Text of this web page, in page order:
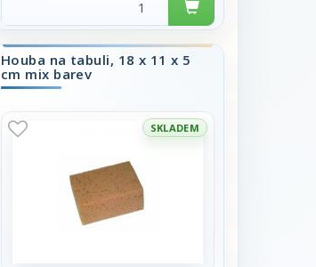
Houba na tabuli, 18 x 11 x 5
cm mix barev
SKLADEM